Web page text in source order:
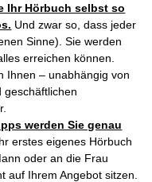
Ihr Hörbuch selbst so
Und zwar so, dass jeder
Sinne). Sie werden
erreichen können.
Ihnen – unabhängig von
geschäftlichen
werden Sie genau
erstes eigenes Hörbuch
oder an die Frau
auf Ihrem Angebot sitzen.